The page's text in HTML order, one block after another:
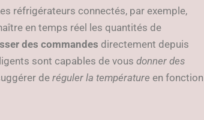
réfrigérateurs connectés, par exemple,
en temps réel les quantités de
des commandes directement depuis
sont capables de vous donner des
de réguler la température en fonction